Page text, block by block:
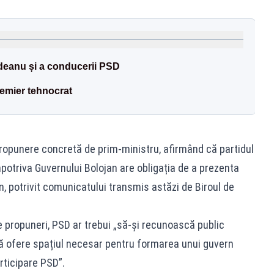
și a conducerii PSD
tehnocrat
concretă de prim‑ministru, afirmând că partidul
Guvernului Bolojan are obligația de a prezenta
potrivit comunicatului transmis astăzi de Biroul de
PSD ar trebui „să‑și recunoască public
spațiul necesar pentru formarea unui guvern
PSD”.